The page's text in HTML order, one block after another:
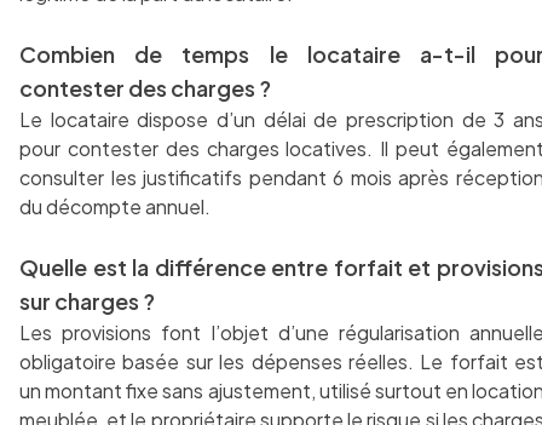
Combien de temps le locataire a-t-il
contester des charges ?
Le locataire dispose d’un délai de prescription de 3
pour contester des charges locatives. Il peut
consulter les justificatifs pendant 6 mois après
du décompte annuel.
Quelle est la différence entre forfait et
sur charges ?
Les provisions font l’objet d’une régularisation
obligatoire basée sur les dépenses réelles. Le forfait
un montant fixe sans ajustement, utilisé surtout en
meublée, et le propriétaire supporte le risque si les